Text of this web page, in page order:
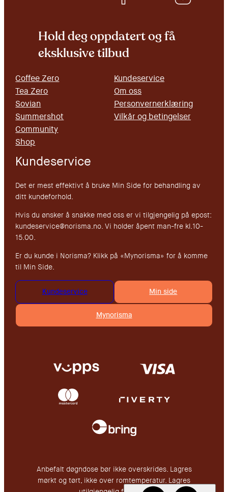
Hold deg oppdatert og få
eksklusive tilbud
Coffee Zero
Tea Zero
Sovian
Summershot
Community
Shop
Kundeservice
Om oss
Personvernerklæring
Vilkår og betingelser
Kundeservice
Det er mest effektivt å bruke Min Side for behandling av
ditt kundeforhold.
Hvis du ønsker å snakke med oss er vi tilgjengelig på epost:
kundeservice@norisma.no. Vi holder åpent man-fre kl.10-
15.00.
Er du kunde i Norisma? Klikk på «Mynorisma» for å komme
til Min Side.
Min side
Kundeservice
Mynorisma
Anbefalt døgndose bør ikke overskrides. Lagres
mørkt og tørt, ikke over romtemperatur. Lagres